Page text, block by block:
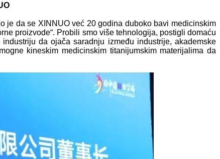
je da se XINNUO već 20 godina duboko bavi medicinskim
proizvode“. Probili smo više tehnologija, postigli domaću
da ojača saradnju između industrije, akademske
kineskim medicinskim titanijumskim materijalima da